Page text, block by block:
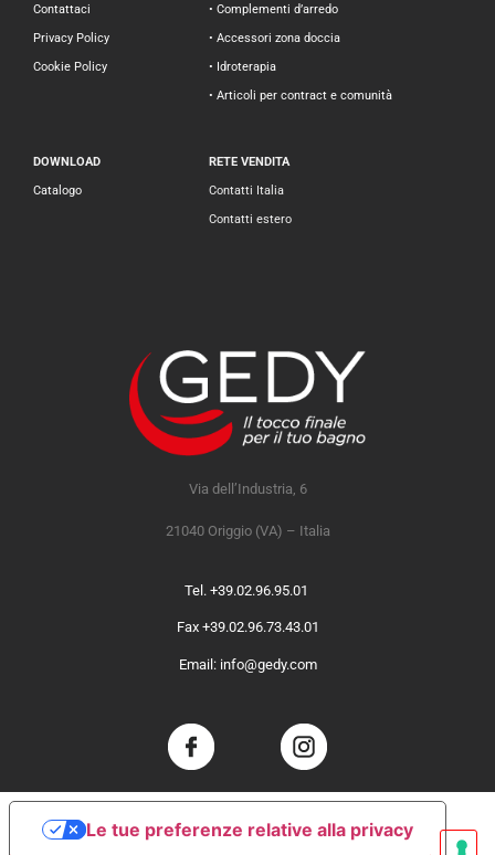
Contattaci
Privacy Policy
Cookie Policy
• Complementi d’arredo
• Accessori zona doccia
• Idroterapia
• Articoli per contract e comunità
DOWNLOAD
Catalogo
RETE VENDITA
Contatti Italia
Contatti estero
Via dell’Industria, 6
21040 Origgio (VA) – Italia
Tel. +39.02.96.95.01
Fax +39.02.96.73.43.01
Email: info@gedy.com
Le tue preferenze relative alla privacy